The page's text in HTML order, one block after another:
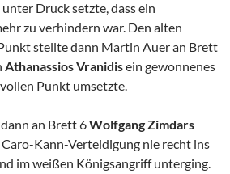
Druck setzte, dass ein
zu verhindern war. Den alten
stellte dann Martin Auer an Brett
Athanassios Vranidisein gewonnenes
Punkt umsetzte.
an Brett 6Wolfgang Zimdars
Caro-Kann-Verteidigung nie recht ins
im weißen Königsangriff unterging.